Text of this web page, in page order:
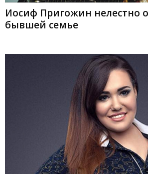
Иосиф Пригожин нелестно
бывшей семье